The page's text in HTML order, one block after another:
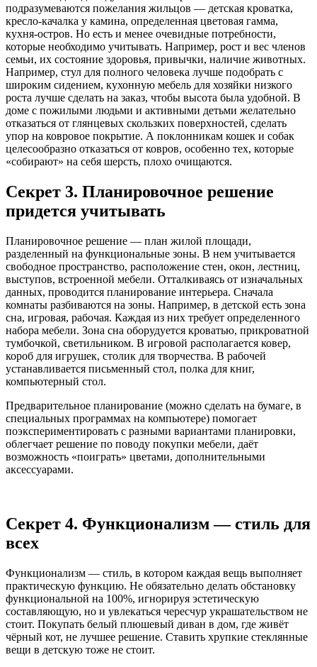
подразумеваются пожелания жильцов — детская кроватка,
кресло-качалка у камина, определенная цветовая гамма,
кухня-остров. Но есть и менее очевидные потребности,
которые необходимо учитывать. Например, рост и вес членов
семьи, их состояние здоровья, привычки, наличие животных.
Например, стул для полного человека лучше подобрать с
широким сидением, кухонную мебель для хозяйки низкого
роста лучше сделать на заказ, чтобы высота была удобной. В
доме с пожилыми людьми и активными детьми желательно
отказаться от глянцевых скользких поверхностей, сделать
упор на ковровое покрытие. А поклонникам кошек и собак
целесообразно отказаться от ковров, особенно тех, которые
«собирают» на себя шерсть, плохо очищаются.
Секрет 3. Планировочное решение
придется учитывать
Планировочное решение — план жилой площади,
разделенный на функциональные зоны. В нем учитывается
свободное пространство, расположение стен, окон, лестниц,
выступов, встроенной мебели. Отталкиваясь от изначальных
данных, проводится планирование интерьера. Сначала
комнаты разбиваются на зоны. Например, в детской есть зона
сна, игровая, рабочая. Каждая из них требует определенного
набора мебели. Зона сна оборудуется кроватью, прикроватной
тумбочкой, светильником. В игровой располагается ковер,
короб для игрушек, столик для творчества. В рабочей
устанавливается письменный стол, полка для книг,
компьютерный стол.
Предварительное планирование (можно сделать на бумаге, в
специальных программах на компьютере) помогает
поэкспериментировать с разными вариантами планировки,
облегчает решение по поводу покупки мебели, даёт
возможность «поиграть» цветами, дополнительными
аксессуарами.
Секрет 4. Функционализм — стиль для
всех
Функционализм — стиль, в котором каждая вещь выполняет
практическую функцию. Не обязательно делать обстановку
функциональной на 100%, игнорируя эстетическую
составляющую, но и увлекаться чересчур украшательством не
стоит. Покупать белый плюшевый диван в дом, где живёт
чёрный кот, не лучшее решение. Ставить хрупкие стеклянные
вещи в детскую тоже не стоит.